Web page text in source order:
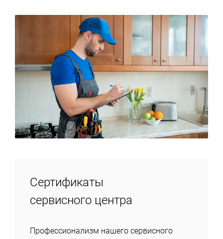
Сертификаты
сервисного центра
Профессионализм нашего сервисного